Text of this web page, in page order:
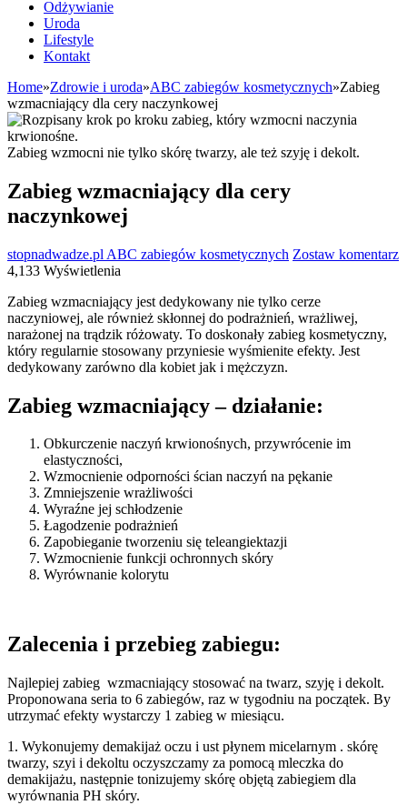
Odżywianie
Uroda
Lifestyle
Kontakt
Home»Zdrowie i uroda»ABC zabiegów kosmetycznych»Zabieg
wzmacniający dla cery naczynkowej
Zabieg wzmocni nie tylko skórę twarzy, ale też szyję i dekolt.
Zabieg wzmacniający dla cery
naczynkowej
stopnadwadze.pl ABC zabiegów kosmetycznych Zostaw komentarz
4,133 Wyświetlenia
Zabieg wzmacniający jest dedykowany nie tylko cerze
naczyniowej, ale również skłonnej do podrażnień, wrażliwej,
narażonej na trądzik różowaty. To doskonały zabieg kosmetyczny,
który regularnie stosowany przyniesie wyśmienite efekty. Jest
dedykowany zarówno dla kobiet jak i mężczyzn.
Zabieg wzmacniający – działanie:
Obkurczenie naczyń krwionośnych, przywrócenie im
elastyczności,
Wzmocnienie odporności ścian naczyń na pękanie
Zmniejszenie wrażliwości
Wyraźne jej schłodzenie
Łagodzenie podrażnień
Zapobieganie tworzeniu się teleangiektazji
Wzmocnienie funkcji ochronnych skóry
Wyrównanie kolorytu
Zalecenia i przebieg zabiegu:
Najlepiej zabieg wzmacniający stosować na twarz, szyję i dekolt.
Proponowana seria to 6 zabiegów, raz w tygodniu na początek. By
utrzymać efekty wystarczy 1 zabieg w miesiącu.
1. Wykonujemy demakijaż oczu i ust płynem micelarnym . skórę
twarzy, szyi i dekoltu oczyszczamy za pomocą mleczka do
demakijażu, następnie tonizujemy skórę objętą zabiegiem dla
wyrównania PH skóry.